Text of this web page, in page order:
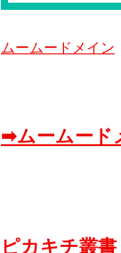
ムームードメイン
➡ムームード
ピカキチ叢書